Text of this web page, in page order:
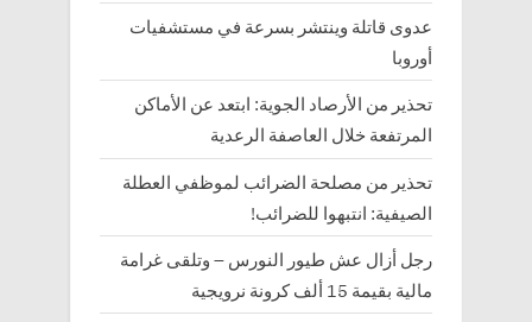
عدوى قاتلة وينتشر بسرعة في مستشفيات
أوروبا
تحذير من الأرصاد الجوية: ابتعد عن الأماكن
المرتفعة خلال العاصفة الرعدية
تحذير من مصلحة الضرائب لموظفي العطلة
الصيفية: انتبهوا للضرائب!
رجل أزال عش طيور النورس – وتلقى غرامة
مالية بقيمة 15 ألف كرونة نرويجية